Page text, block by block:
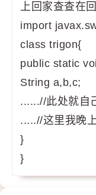
上回家查查在
import
class trigon{
public static
String a,b,c;
......//此处就自
.....//这里我晚
}
}